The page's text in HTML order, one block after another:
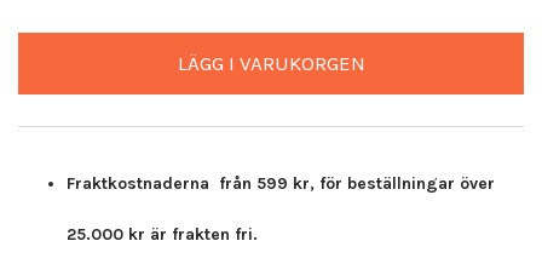
LÄGG I VARUKORGEN
Fraktkostnaderna från 599 kr, för beställningar över
25.000 kr är frakten fri.